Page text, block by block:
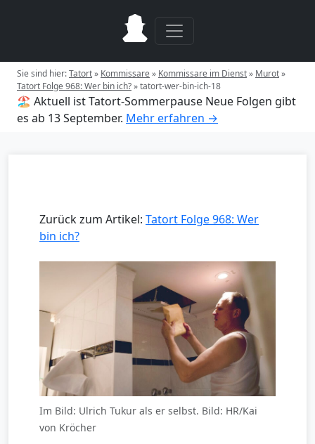
Sie sind hier:Tatort» Kommissare» Kommissare im Dienst» Murot»
Tatort Folge 968: Wer bin ich?»tatort-wer-bin-ich-18
🏖️ Aktuell ist Tatort-Sommerpause Neue Folgen gibt
es ab 13 September. Mehr erfahren →
Zurück zum Artikel: Tatort Folge 968: Wer
bin ich?
Im Bild: Ulrich Tukur als er selbst. Bild: HR/Kai
von Kröcher